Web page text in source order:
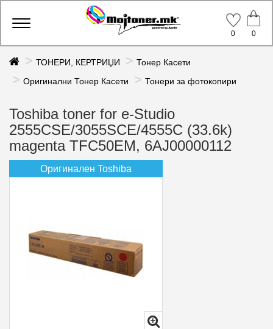
Toggle
0
0
ТОНЕРИ, КЕРТРИЏИ
Тонер Касети
Оригинални Тонер Касети
Тонери за фотокопири
Toshiba toner for e-Studio
2555CSE/3055SCE/4555C (33.6k)
magenta TFC50EM, 6AJ00000112
Оригинален Toshiba